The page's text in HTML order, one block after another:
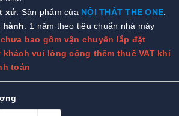
xứ: Sản phẩm của NỘI THẤT THE ONE.
hành: 1 năm theo tiêu chuẩn nhà máy
bao gồm vận chuyển lắp đặt
khách vui lòng cộng thêm thuế VAT khi
toán